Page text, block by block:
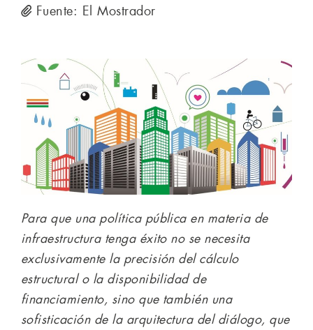
Fuente: El Mostrador
Para que una política pública en materia de
infraestructura tenga éxito no se necesita
exclusivamente la precisión del cálculo
estructural o la disponibilidad de
financiamiento, sino que también una
sofisticación de la arquitectura del diálogo, que